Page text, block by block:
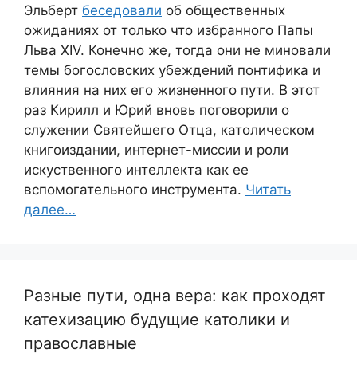
Эльберт беседовали об общественных
ожиданиях от только что избранного Папы
Льва XIV. Конечно же, тогда они не миновали
темы богословских убеждений понтифика и
влияния на них его жизненного пути. В этот
раз Кирилл и Юрий вновь поговорили о
служении Святейшего Отца, католическом
книгоиздании, интернет-миссии и роли
искуственного интеллекта как ее
вспомогательного инструмента. Читать
далее…
Разные пути, одна вера: как проходят
катехизацию будущие католики и
православные